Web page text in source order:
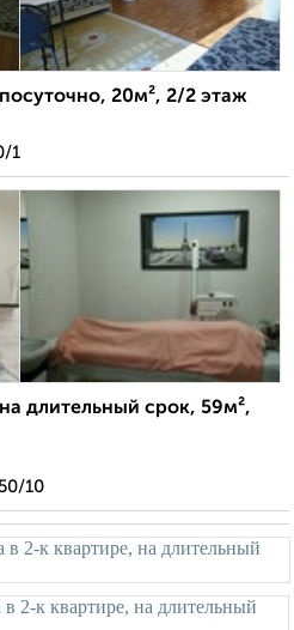
20м², 2/2 этаж
1
длительный срок, 59м²,
10